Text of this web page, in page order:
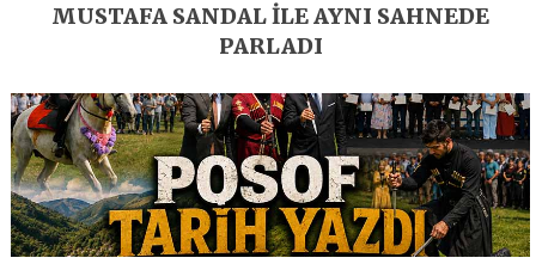
MUSTAFA SANDAL İLE AYNI SAHNEDE
PARLADI